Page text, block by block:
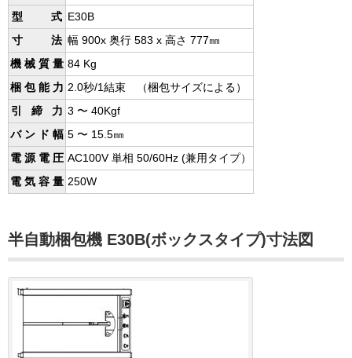
型 式 E30B
寸 法 幅 900x 奥行 583 x 高さ 777㎜
機 械 質 量 84 Kg
梱 包 能 力 2.0秒/1結束 （梱包サイズによる）
引 締 力 3 〜 40Kgf
バ ン ド 幅 5 〜 15.5㎜
電 源 電 圧 AC100V 単相 50/60Hz (兼用タイプ）
電 気 容 量 250W
半自動梱包機 E30B(ボックスタイプ)寸法図